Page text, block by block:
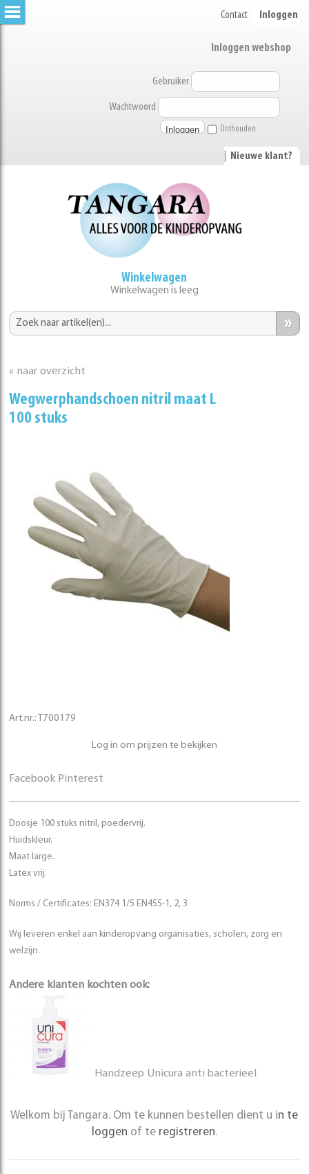
Contact Inloggen
Inloggen webshop
Gebruiker
Wachtwoord
Onthouden
Nieuwe klant?
Winkelwagen
Winkelwagen is leeg
»
« naar overzicht
Wegwerphandschoen nitril maat L
100 stuks
Art.nr.: T700179
Log in om prijzen te bekijken
Facebook Pinterest
Doosje 100 stuks nitril, poedervrij.
Huidskleur.
Maat large.
Latex vrij.
Norms / Certificates: EN374 1/5 EN455-1, 2, 3
Wij leveren enkel aan kinderopvang organisaties, scholen, zorg en
welzijn.
Andere klanten kochten ook:
Handzeep Unicura anti bacterieel
Welkom bij Tangara. Om te kunnen bestellen dient u in te
loggen of te registreren.